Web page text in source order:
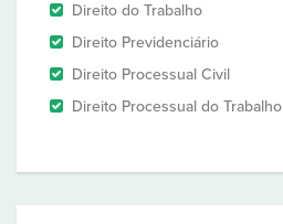
Direito do Trabalho
Direito Previdenciário
Direito Processual Civil
Direito Processual do Trabalho